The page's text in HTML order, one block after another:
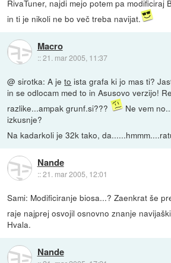
RivaTuner, najdi mejo potem pa modificiraj
in ti je nikoli ne bo več treba navijat.
Macro
::21. mar 2005, 11:37
@ sirotka: A jeto ista grafa ki jo mas ti?
in se odlocam med to in Asusovo verzijo!
razlike...ampak grunf.si???
Ne vem
izkusnje?
Na kadarkoli je 32k tako,
Nande
::21. mar 2005, 12:01
Sami: Modificiranje biosa...? Zaenkrat še
raje najprej osvojil osnovno znanje
Hvala.
Nande